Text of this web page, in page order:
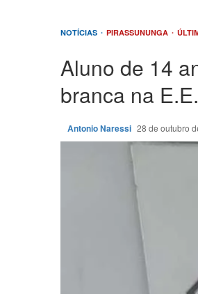
NOTÍCIAS PIRASSUNUNGA
Aluno de 14
branca na
Antonio Naressi 28 de outubro